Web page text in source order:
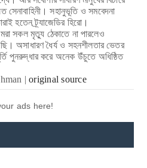
সেনাবাহিনী। সহানুভূতি ও সমবেদনা
হতেন ট্র্যাজেডির হিরো।
সকল মৃত্যু ঠেকাতে না পারলেও
অসাধারণ ধৈর্য ও সহনশীলতার ভেতর
পুনরুদ্ধার করে অনেক উঁচুতে অধিষ্ঠিত
|original source
ads here!